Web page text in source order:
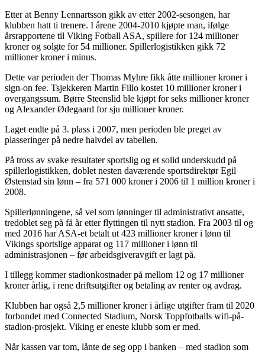
Etter at Benny Lennartsson gikk av etter 2002-sesongen, har
klubben hatt ti trenere. I årene 2004-2010 kjøpte man, ifølge
årsrapportene til Viking Fotball ASA, spillere for 124 millioner
kroner og solgte for 54 millioner. Spillerlogistikken gikk 72
millioner kroner i minus.
Dette var perioden der Thomas Myhre fikk åtte millioner kroner i
sign-on fee. Tsjekkeren Martin Fillo kostet 10 millioner kroner i
overgangssum. Børre Steenslid ble kjøpt for seks millioner kroner
og Alexander Ødegaard for sju millioner kroner.
Laget endte på 3. plass i 2007, men perioden ble preget av
plasseringer på nedre halvdel av tabellen.
På tross av svake resultater sportslig og et solid underskudd på
spillerlogistikken, doblet nesten daværende sportsdirektør Egil
Østenstad sin lønn – fra 571 000 kroner i 2006 til 1 million kroner i
2008.
Spillerlønningene, så vel som lønninger til administrativt ansatte,
tredoblet seg på få år etter flyttingen til nytt stadion. Fra 2003 til og
med 2016 har ASA-et betalt ut 423 millioner kroner i lønn til
Vikings sportslige apparat og 117 millioner i lønn til
administrasjonen – før arbeidsgiveravgift er lagt på.
I tillegg kommer stadionkostnader på mellom 12 og 17 millioner
kroner årlig, i rene driftsutgifter og betaling av renter og avdrag.
Klubben har også 2,5 millioner kroner i årlige utgifter fram til 2020
forbundet med Connected Stadium, Norsk Toppfotballs wifi-på-
stadion-prosjekt. Viking er eneste klubb som er med.
Når kassen var tom, lånte de seg opp i banken – med stadion som